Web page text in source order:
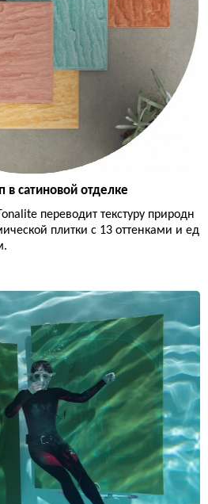
сатиновой отделке
переводит текстуру природн
плитки с 13 оттенками и ед